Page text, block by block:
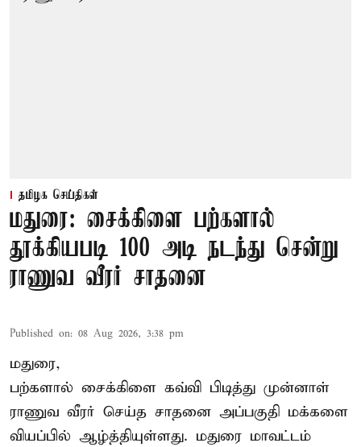
தமிழக செய்திகள்
மதுரை: சைக்கிளை பற்களால்
தூக்கியபடி 100 அடி நடந்து சென்று
ராணுவ வீரர் சாதனை
Published on: 08 Aug 2026, 3:38 pm
மதுரை,
பற்களால் சைக்கிளை கவ்வி பிடித்து முன்னாள்
ராணுவ வீரர் செய்த சாதனை அப்பகுதி மக்களை
வியப்பில் ஆழ்த்தியுள்ளது. மதுரை மாவட்டம்